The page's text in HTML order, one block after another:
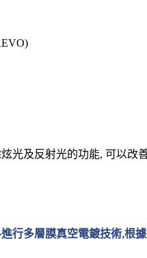
光及反射光的功能, 可以
行多層膜真空電鍍技術,根